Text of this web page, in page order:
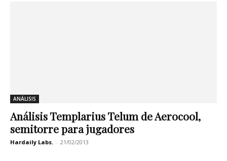
ANÁLISIS
Análisis Templarius Telum de Aerocool,
semitorre para jugadores
Hardaily Labs. - 21/02/2013